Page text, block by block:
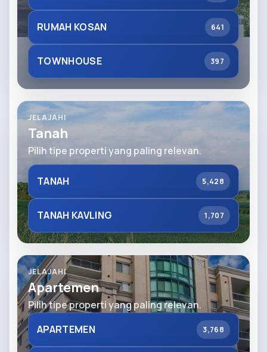
RUMAH KOSAN 641
TOWNHOUSE 397
JELAJAHI
Tanah
Pilih tipe properti yang paling relevan.
TANAH 5,428
TANAH KAVLING 1,707
JELAJAHI
Apartemen
Pilih tipe properti yang paling relevan.
APARTEMEN
3,768